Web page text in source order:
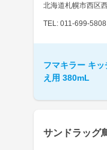
北海道札幌市西区
TEL: 011-699-5808
フマキラー キ
え用 380mL
サンドラッグ